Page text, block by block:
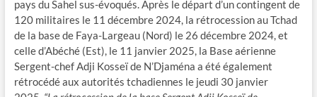
pays du Sahel sus-évoqués. Après le départ d’un contingent de
120 militaires le 11 décembre 2024, la rétrocession au Tchad
de la base de Faya-Largeau (Nord) le 26 décembre 2024, et
celle d’Abéché (Est), le 11 janvier 2025, la Base aérienne
Sergent-chef Adji Kosseï de N’Djaména a été également
rétrocédé aux autorités tchadiennes le jeudi 30 janvier